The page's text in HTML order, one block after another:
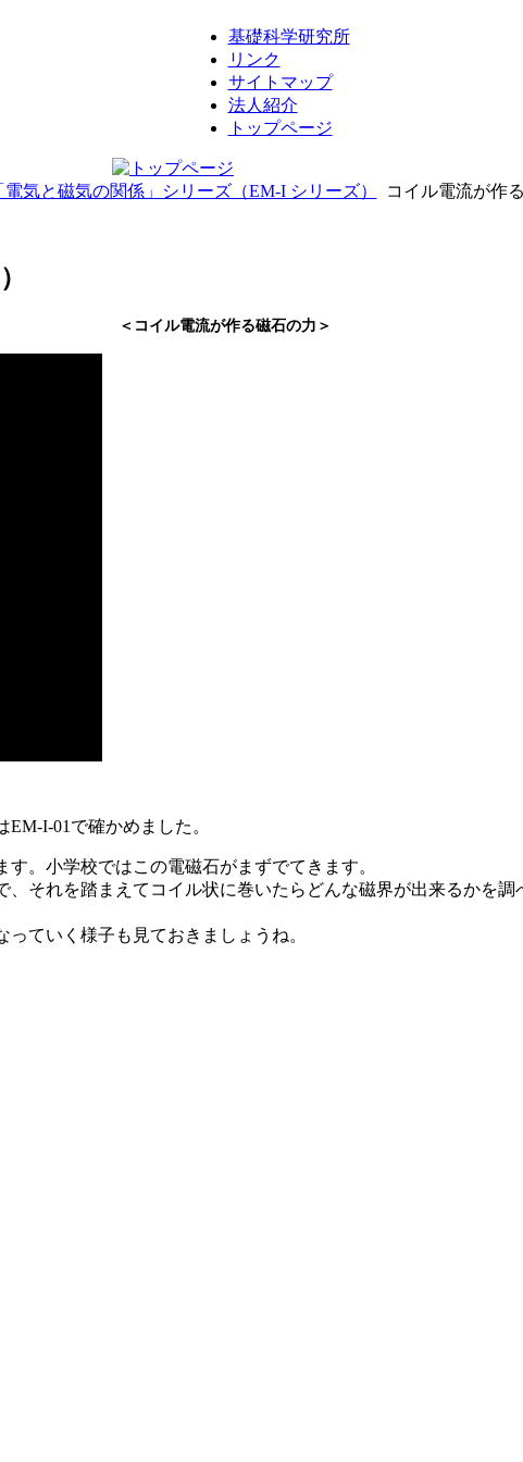
基礎科学研究所
リンク
サイトマップ
法人紹介
トップページ
電気と磁気の関係」シリーズ（EM-I シリーズ）
コイル電流が作
＜コイル電流が作る磁石の力＞
I-01で確かめました。
。小学校ではこの電磁石がまずでてきます。
それを踏まえてコイル状に巻いたらどんな磁界が出来るかを
ていく様子も見ておきましょうね。